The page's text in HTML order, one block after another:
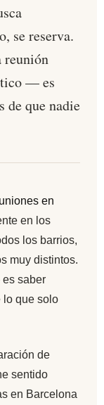
se reserva.
reunión
— es
de que nadie
en
en los
los barrios,
muy distintos.
saber
lo que solo
de
sentido
en Barcelona